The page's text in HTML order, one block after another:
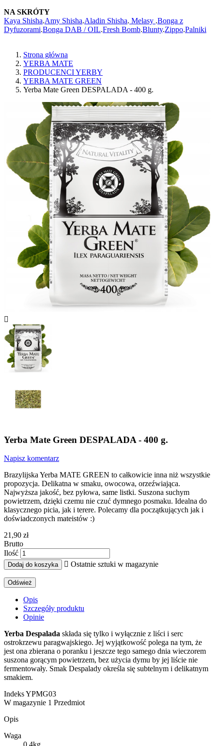
NA SKRÓTY
Kaya Shisha.Amy Shisha.Aladin Shisha. Melasy .Bonga z
Dyfuzorami.Bonga DAB / OIL.Fresh Bomb.Blunty.Zippo.Palniki
Strona główna
YERBA MATE
PRODUCENCI YERBY
YERBA MATE GREEN
Yerba Mate Green DESPALADA - 400 g.

Yerba Mate Green DESPALADA - 400 g.
Napisz komentarz
Brazylijska Yerba MATE GREEN to całkowicie inna niż wszystkie
propozycja. Delikatna w smaku, owocowa, orzeźwiająca.
Najwyższa jakość, bez pyłowa, same listki. Suszona suchym
powietrzem, dzięki czemu nie czuć dymnego posmaku. Idealna do
klasycznego picia, jak i terere. Polecamy dla początkujących jak i
doświadczonych mateistów :)
21,90 zł
Brutto
Ilość
Dodaj do koszyka  Ostatnie sztuki w magazynie
Opis
Szczegóły produktu
Opinie
Yerba Despalada składa się tylko i wyłącznie z liści i serc
ostrokrzewu paragwajskiego. Jej wyjątkowość polega na tym, że
jest ona zbierana o poranku i jeszcze tego samego dnia wieczorem
suszona gorącym powietrzem, bez użycia dymu by jej liście nie
fermentowały. Smak Despalady określa się subtelnym i delikatnym
smakiem.
IndeksYPMG03
W magazynie 1 Przedmiot
Opis
Waga